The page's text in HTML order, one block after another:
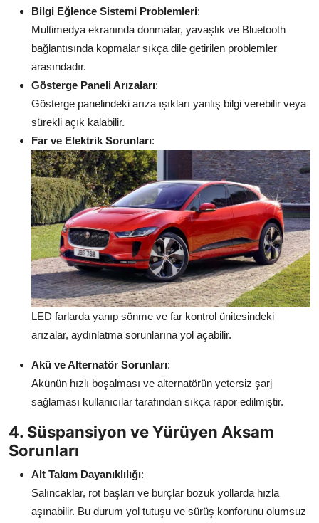
Bilgi Eğlence Sistemi Problemleri:
Multimedya ekranında donmalar, yavaşlık ve Bluetooth
bağlantısında kopmalar sıkça dile getirilen problemler
arasındadır.
Gösterge Paneli Arızaları:
Gösterge panelindeki arıza ışıkları yanlış bilgi verebilir veya
sürekli açık kalabilir.
Far ve Elektrik Sorunları:
LED farlarda yanıp sönme ve far kontrol ünitesindeki
arızalar, aydınlatma sorunlarına yol açabilir.
Akü ve Alternatör Sorunları:
Akünün hızlı boşalması ve alternatörün yetersiz şarj
sağlaması kullanıcılar tarafından sıkça rapor edilmiştir.
4. Süspansiyon ve Yürüyen Aksam
Sorunları
Alt Takım Dayanıklılığı:
Salıncaklar, rot başları ve burçlar bozuk yollarda hızla
aşınabilir. Bu durum yol tutuşu ve sürüş konforunu olumsuz